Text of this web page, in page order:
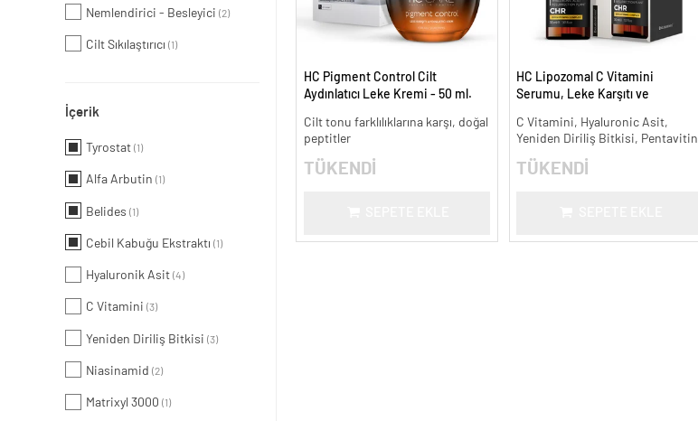
Nemlendirici - Besleyici (2)
Cilt Sıkılaştırıcı (1)
İçerik
Tyrostat (1)
Alfa Arbutin (1)
Belides (1)
Cebil Kabuğu Ekstraktı (1)
Hyaluronik Asit (4)
C Vitamini (3)
Yeniden Diriliş Bitkisi (3)
Niasinamid (2)
Matrixyl 3000 (1)
HC Pigment Control Cilt
Aydınlatıcı Leke Kremi - 50 ml.
Cilt tonu farklılıklarına karşı, doğal
peptitler
TÜKENDİ
HC Lipozomal C Vitamini
Serumu, Leke Karşıtı ve
C Vitamini, Hyaluronic Asit,
Yeniden Diriliş Bitkisi, Pentavitin
TÜKENDİ